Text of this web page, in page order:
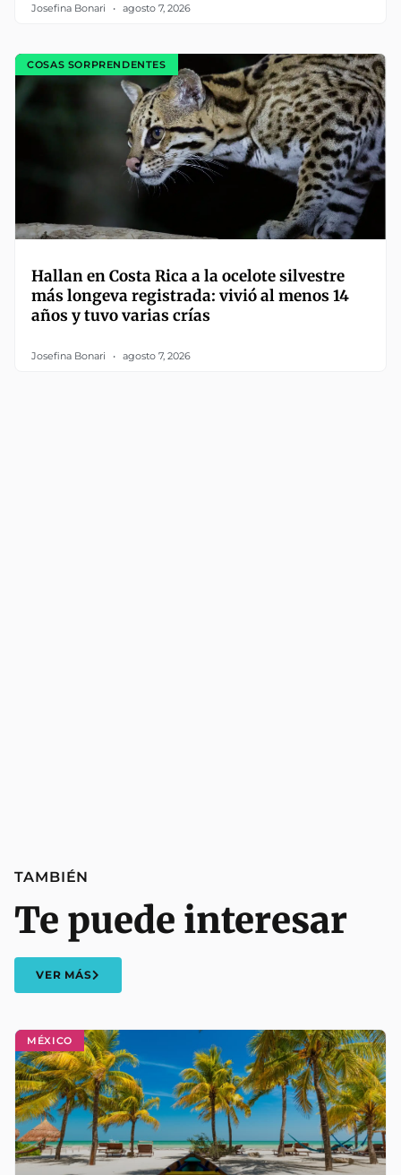
Josefina Bonari agosto 7, 2026
COSAS SORPRENDENTES
Hallan en Costa Rica a la ocelote silvestre
más longeva registrada: vivió al menos 14
años y tuvo varias crías
Josefina Bonari agosto 7, 2026
MÉXICO
TAMBIÉN
Te puede interesar
VER MÁS